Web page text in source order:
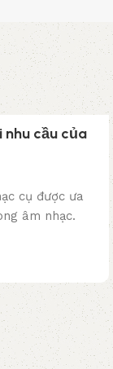
cầu của
cụ được ưa
âm nhạc.